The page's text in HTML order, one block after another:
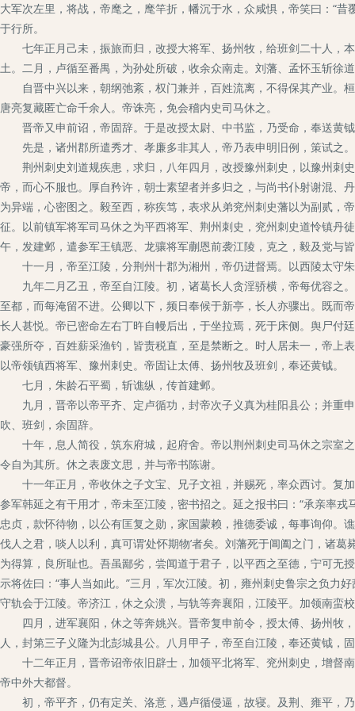
大军次左里，将战，帝麾之，麾竿折，幡沉于水，众咸惧，帝笑曰：“
于行所。
七年正月己未，振旅而归，改授大将军、扬州牧，给班剑二十人，
土。二月，卢循至番禺，为孙处所破，收余众南走。刘藩、孟怀玉斩徐
自晋中兴以来，朝纲弛紊，权门兼并，百姓流离，不得保其产业。
唐亮复藏匿亡命千余人。帝诛亮，免会稽内史司马休之。
晋帝又申前诏，帝固辞。于是改授太尉、中书监，乃受命，奉送黄
先是，诸州郡所遣秀才、孝廉多非其人，帝乃表申明旧例，策试之。
荆州刺史刘道规疾患，求归，八年四月，改授豫州刺史，以豫州刺
帝，而心不服也。厚自矜许，朝士素望者并多归之，与尚书仆射谢混、
为异端，心密图之。毅至西，称疾笃，表求从弟兖州刺史藩以为副贰
征。以前镇军将军司马休之为平西将军、荆州刺史，兖州刺史道怜镇丹
午，发建邺，遣参军王镇恶、龙骧将军蒯恩前袭江陵，克之，毅及党与
十一月，帝至江陵，分荆州十郡为湘州，帝仍进督焉。以西陵太守
九年二月乙丑，帝至自江陵。初，诸葛长人贪淫骄横，帝每优容之
至都，而每淹留不进。公卿以下，频日奉候于新亭，长人亦骤出。既而
长人甚悦。帝已密命左右丁旿自幔后出，于坐拉焉，死于床侧。舆尸付
豪强所夺，百姓薪采渔钓，皆责税直，至是禁断之。时人居未一，帝上
以帝领镇西将军、豫州刺史。帝固让太傅、扬州牧及班剑，奉还黄钺。
七月，朱龄石平蜀，斩谯纵，传首建邺。
九月，晋帝以帝平齐、定卢循功，封帝次子义真为桂阳县公；并重
吹、班剑，余固辞。
十年，息人简役，筑东府城，起府舍。帝以荆州刺史司马休之宗室
令自为其所。休之表废文思，并与帝书陈谢。
十一年正月，帝收休之子文宝、兄子文祖，并赐死，率众西讨。复
参军韩延之有干用才，帝未至江陵，密书招之。延之报书曰：“承亲率
忠贞，款怀待物，以公有匡复之勋，家国蒙赖，推德委诚，每事询仰。
伐人之君，啖人以利，真可谓‘处怀期物’者矣。刘藩死于阊阖之门，诸
为得算，良所耻也。吾虽鄙劣，尝闻道于君子，以平西之至德，宁可无
示将佐曰：“事人当如此。”三月，军次江陵。初，雍州刺史鲁宗之负力
守轨会于江陵。帝济江，休之众溃，与轨等奔襄阳，江陵平。加领南蛮
四月，进军襄阳，休之等奔姚兴。晋帝复申前令，授太傅、扬州牧
人，封第三子义隆为北彭城县公。八月甲子，帝至自江陵，奉还黄钺，
十二年正月，晋帝诏帝依旧辟士，加领平北将军、兖州刺史，增督
帝中外大都督。
初，帝平齐，仍有定关、洛意，遇卢循侵逼，故寝。及荆、雍平，